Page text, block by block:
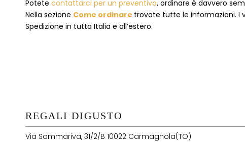
Potete contattarci per un preventivo, ordinare è davvero
Nella sezione Come ordinare trovate tutte le informazioni. I
Spedizione in tutta Italia e all’estero.
REGALI DIGUSTO
Via Sommariva, 31/2/B 10022 Carmagnola(TO)